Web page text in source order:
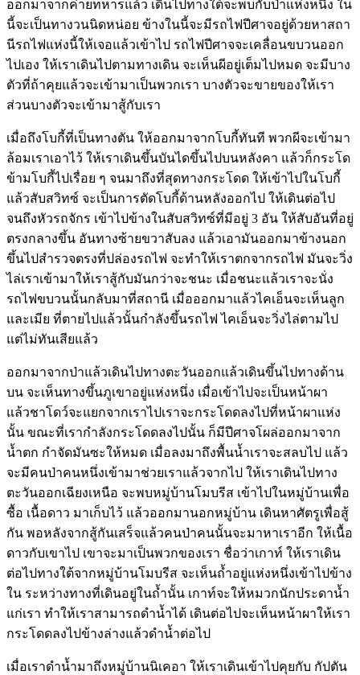
ออกมาจากค่ายทหารแล้ว เดินไปทางใต้จะพบกับป่าแห่งหนึ่ง ใน
นี้จะเป็นทางวนนิดหน่อย ข้างในนี้จะมีรถไฟปีศาจอยู่ด้วยหาสถา
นีรถไฟแห่งนี้ให้เจอแล้วเข้าไป รถไฟปีศาจจะเคลื่อนขบวนออก
ไปเอง ให้เราเดินไปตามทางเดิน จะเห็นผีอยู่เต็มไปหมด จะมีบาง
ตัวที่ถ้าคุยแล้วจะเข้ามาเป็นพวกเรา บางตัวจะขายของให้เรา
ส่วนบางตัวจะเข้ามาสู้กับเรา
เมื่อถึงโบกี้ที่เป็นทางตัน ให้ออกมาจากโบกี้ทันที พวกผีจะเข้ามา
ล้อมเราเอาไว้ ให้เราเดินขึ้นบันไดขึ้นไปบนหลังคา แล้วก็กระโด
ข้ามโบกี้ไปเรื่อย ๆ จนมาถึงที่สุดทางกระโดด ให้เข้าไปในโบกี้
แล้วสับสวิทซ์ จะเป็นการตัดโบกี้ด้านหลังออกไป ให้เดินต่อไป
จนถึงหัวรถจักร เข้าไปข้างในสับสวิทซ์ที่มีอยู่ 3 อัน ให้สับอันที่อยู่
ตรงกลางขึ้น อันทางซ้ายขวาสับลง แล้วเอามันออกมาข้างนอก
ขึ้นไปสำรวจตรงที่ปล่องรถไฟ จะทำให้เราตกจากรถไฟ มันจะวิ่ง
ไล่เราเข้ามาให้เราสู้กับมันกว่าจะชนะ เมื่อชนะแล้วเราจะนั่ง
รถไฟขบวนนั้นกลับมาที่สถานี เมื่อออกมาแล้วไคเอ็นจะเห็นลูก
และเมีย ที่ตายไปแล้วนั้นกำลังขึ้นรถไฟ ไคเอ็นจะวิ่งไล่ตามไป
แต่ไม่ทันเสียแล้ว
ออกมาจากป่าแล้วเดินไปทางตะวันออกแล้วเดินขึ้นไปทางด้าน
บน จะเห็นทางขึ้นภูเขาอยู่แห่งหนึ่ง เมื่อเข้าไปจะเป็นหน้าผา
แล้วชาโดว์จะแยกจากเราไปเราจะกระโดดลงไปที่หน้าผาแห่ง
นั้น ขณะที่เรากำลังกระโดดลงไปนั้น ก็มีปีศาจโผล่ออกมาจาก
น้ำตก กำจัดมันซะให้หมด เมื่อลงมาถึงพื้นน้ำเราจะสลบไป แล้ว
จะมีคนป่าคนหนึ่งเข้ามาช่วยเราแล้วจากไป ให้เราเดินไปทาง
ตะวันออกเฉียงเหนือ จะพบหมู่บ้านโมบรีส เข้าไปในหมู่บ้านเพื่อ
ซื้อ เนื้อดาว มาเก็บไว้ แล้วออกมานอกหมู่บ้าน เดินหาศัตรูเพื่อสู้
กัน พอหลังจากสู้กันเสร็จแล้วคนป่าคนนั้นจะมาหาเราอีก ให้เนื้อ
ดาวกับเขาไป เขาจะมาเป็นพวกของเรา ชื่อว่าเกาท์ ให้เราเดิน
ต่อไปทางใต้จากหมู่บ้านโมบรีส จะเห็นถ้ำอยู่แห่งหนึ่งเข้าไปข้าง
ใน ระหว่างทางที่เดินอยู่ในถ้ำนั้น เกาท์จะให้หมวกนักประดาน้ำ
แก่เรา ทำให้เราสามารถดำน้ำได้ เดินต่อไปจะเห็นหน้าผาให้เรา
กระโดดลงไปข้างล่างแล้วดำน้ำต่อไป
เมื่อเราดำน้ำมาถึงหมู่บ้านนิเคอา ให้เราเดินเข้าไปคุยกับ กัปตัน